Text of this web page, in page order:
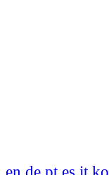
en de pt es it ko